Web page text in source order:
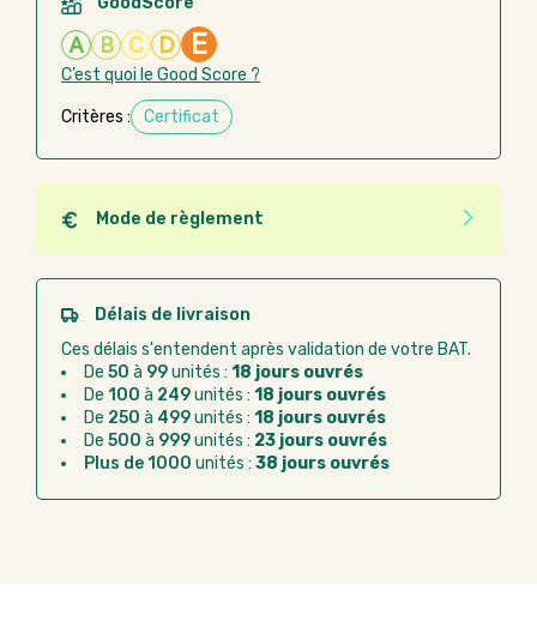
A B C D E
C’est quoi le Good Score ?
Critères : Certificat
Mode de règlement
Quel que soit le mode de règlement, vous pouvez
passer commande en ligne sur Good Act.
Paiement CB :paiement sécurisé par carte
Virement bancaire :règlement sur facture
après la commande
Chorus Pro :règlement par mandat
administratif après la commande
Délais de livraison
Ces délais s'entendent après validation de votre BAT.
De 50 à 99unités : 18 jours ouvrés
De 100 à 249unités : 18 jours ouvrés
De 250 à 499unités : 18 jours ouvrés
De 500 à 999unités : 23 jours ouvrés
Plus de 1000 unités : 38 jours ouvrés